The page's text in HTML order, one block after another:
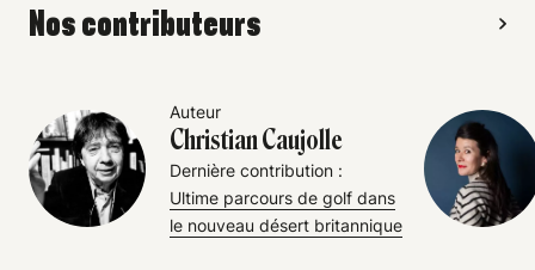
Nos contributeurs
Auteur
Christian Caujolle
Dernière contribution :
Ultime parcours de golf dans
le nouveau désert britannique